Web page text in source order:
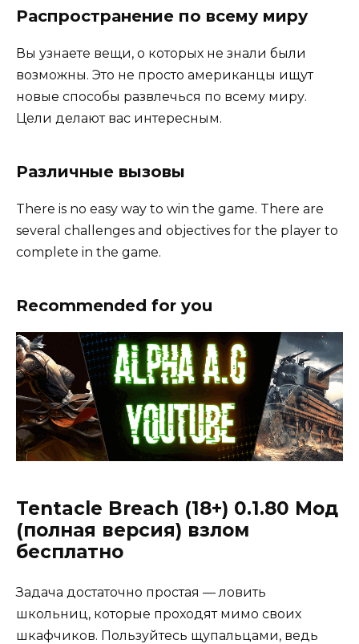
Распространение по всему миру
Вы узнаете вещи, о которых не знали были
возможны. Это не просто американцы ищут
новые способы развлечься по всему миру.
Цели делают вас интересным.
Различные вызовы
There is no easy way to win the game. There are
several challenges and objectives for the player to
complete in the game.
Recommended for you
Tentacle Breach (18+) 0.1.80 Мод
(полная версия) взлом
бесплатно
Задача достаточно простая — ловить
школьниц, которые проходят мимо своих
шкафчиков. Пользуйтесь щупальцами, ведь